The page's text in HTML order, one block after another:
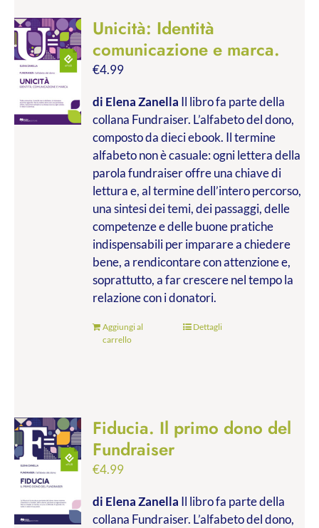
Unicità: Identità
comunicazione e marca.
€4.99
di Elena Zanella Il libro fa parte della
collana Fundraiser. L’alfabeto del dono,
composto da dieci ebook. Il termine
alfabeto non è casuale: ogni lettera della
parola fundraiser offre una chiave di
lettura e, al termine dell’intero percorso,
una sintesi dei temi, dei passaggi, delle
competenze e delle buone pratiche
indispensabili per imparare a chiedere
bene, a rendicontare con attenzione e,
soprattutto, a far crescere nel tempo la
relazione con i donatori.
Aggiungi al
carrello
Dettagli
Fiducia. Il primo dono del
Fundraiser
€4.99
di Elena Zanella Il libro fa parte della
collana Fundraiser. L’alfabeto del dono,